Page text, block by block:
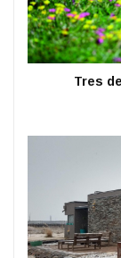
Tres